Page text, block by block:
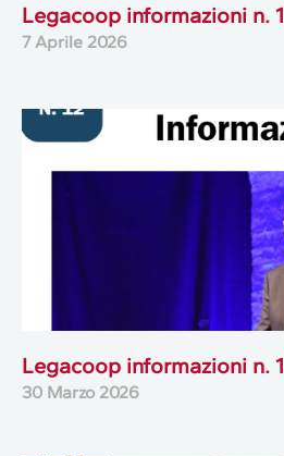
Legacoop informazioni n.
7 Aprile 2026
Legacoop informazioni n.
30 Marzo 2026